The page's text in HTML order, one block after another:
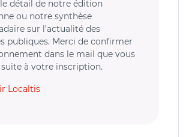
le détail de notre édition
ou notre synthèse
sur l’actualité des
publiques. Merci de confirmer
dans le mail que vous
suite à votre inscription.
Localtis